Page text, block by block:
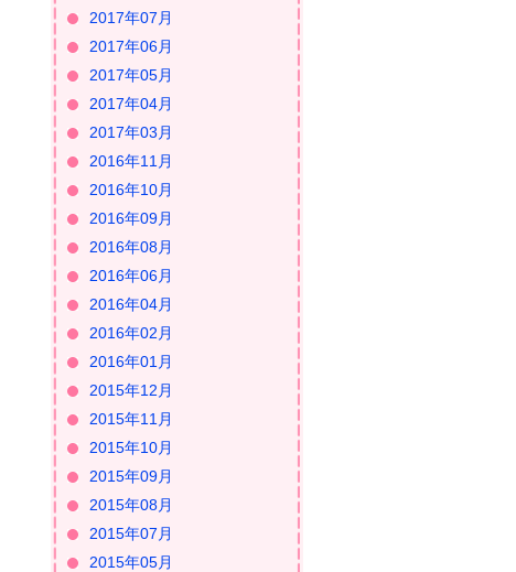
2017年07月
2017年06月
2017年05月
2017年04月
2017年03月
2016年11月
2016年10月
2016年09月
2016年08月
2016年06月
2016年04月
2016年02月
2016年01月
2015年12月
2015年11月
2015年10月
2015年09月
2015年08月
2015年07月
2015年05月